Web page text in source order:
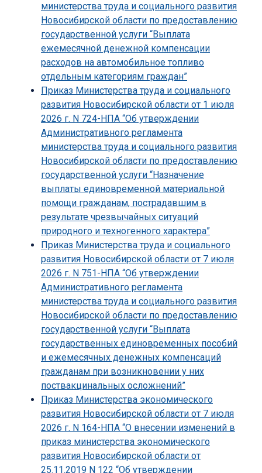
министерства труда и социального развития
Новосибирской области по предоставлению
государственной услуги “Выплата
ежемесячной денежной компенсации
расходов на автомобильное топливо
отдельным категориям граждан”
Приказ Министерства труда и социального
развития Новосибирской области от 1 июля
2026 г. N 724-НПА “Об утверждении
Административного регламента
министерства труда и социального развития
Новосибирской области по предоставлению
государственной услуги “Назначение
выплаты единовременной материальной
помощи гражданам, пострадавшим в
результате чрезвычайных ситуаций
природного и техногенного характера”
Приказ Министерства труда и социального
развития Новосибирской области от 7 июля
2026 г. N 751-НПА “Об утверждении
Административного регламента
министерства труда и социального развития
Новосибирской области по предоставлению
государственной услуги “Выплата
государственных единовременных пособий
и ежемесячных денежных компенсаций
гражданам при возникновении у них
поствакцинальных осложнений”
Приказ Министерства экономического
развития Новосибирской области от 7 июля
2026 г. N 164-НПА “О внесении изменений в
приказ министерства экономического
развития Новосибирской области от
25.11.2019 N 122 “Об утверждении